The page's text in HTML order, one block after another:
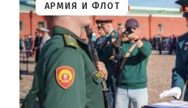
АРМИЯ И ФЛОТ